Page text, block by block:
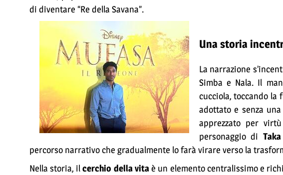
di diventare “Re della Savana”.
Una storia
La narrazione
Simba e Nala. Il
cucciola, toccando la
adottato e senza
apprezzato per
personaggio diTaka
percorso narrativo che gradualmente lo farà virare verso la
Nella storia, ilcerchio della vitaè un elemento centralissimo e